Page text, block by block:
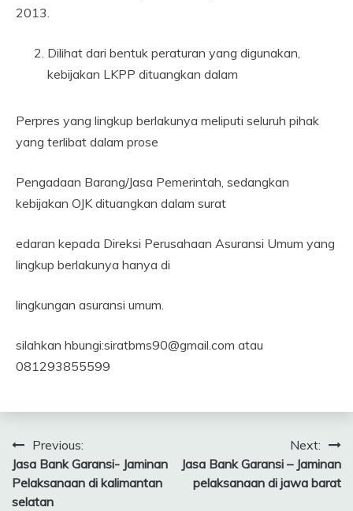
2013.
Dilihat dari bentuk peraturan yang digunakan,
kebijakan LKPP dituangkan dalam
Perpres yang lingkup berlakunya meliputi seluruh pihak
yang terlibat dalam prose
Pengadaan Barang/Jasa Pemerintah, sedangkan
kebijakan OJK dituangkan dalam surat
edaran kepada Direksi Perusahaan Asuransi Umum yang
lingkup berlakunya hanya di
lingkungan asuransi umum.
silahkan hbungi:siratbms90@gmail.com atau
081293855599
Navigasi
pos
Previous:
Jasa Bank Garansi- Jaminan
Pelaksanaan di kalimantan
selatan
Next:
Jasa Bank Garansi – Jaminan
pelaksanaan di jawa barat